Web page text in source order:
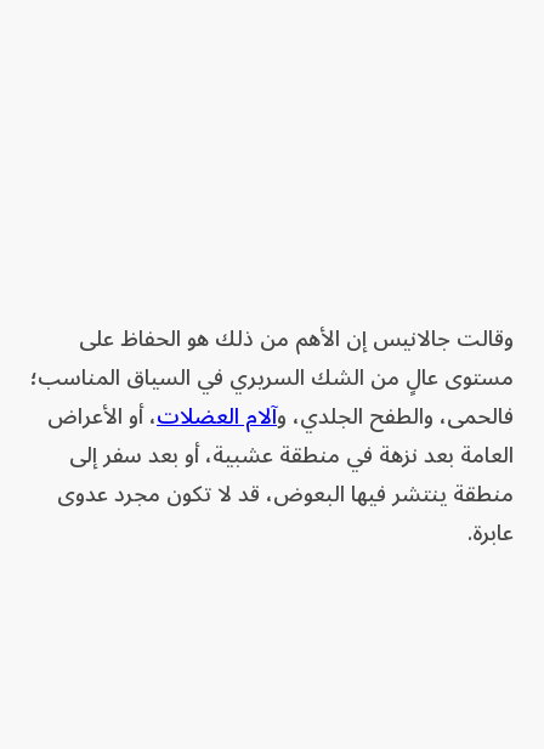
وقالت جالانيس إن الأهم من ذلك هو الحفاظ على
مستوى عالٍ من الشك السريري في السياق المناسب؛
فالحمى، والطفح الجلدي، وآلام العضلات، أو الأعراض
العامة بعد نزهة في منطقة عشبية، أو بعد سفر إلى
منطقة ينتشر فيها البعوض، قد لا تكون مجرد عدوى
عابرة.